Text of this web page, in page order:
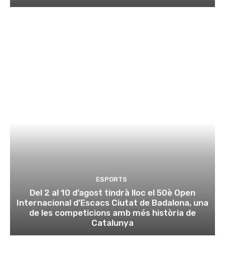
ESPORTS
Del 2 al 10 d’agost tindrà lloc el 50è Open
Internacional d’Escacs Ciutat de Badalona, una
de les competicions amb més història de
Catalunya